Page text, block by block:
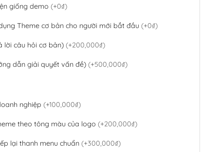
giống demo (+0₫)
Theme cơ bản cho người mới bắt đầu (+0₫)
lời câu hỏi cơ bản) (+200,000₫)
dẫn giải quyết vấn đề) (+500,000₫)
nghiệp (+100,000₫)
theo tông màu của logo (+200,000₫)
lại thanh menu chuẩn (+300,000₫)